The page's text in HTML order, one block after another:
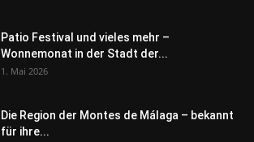
Patio Festival und vieles mehr –
Wonnemonat in der Stadt der...
1. Mai 2026
Die Region der Montes de Málaga – bekannt
für ihre...